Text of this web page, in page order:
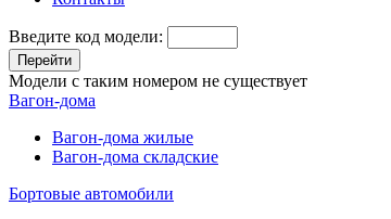
Введите код модели:
Перейти
Модели с таким номером не существует
Вагон-дома
Вагон-дома жилые
Вагон-дома складские
Бортовые автомобили